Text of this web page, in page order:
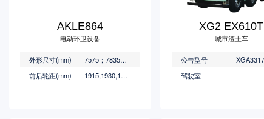
AKLE864
电动环卫设备
外形尺寸(mm)
7575；7835；8035
前后轮距(mm)
1915,1930,1945/1845,1860,1875
XG2 EX610T
城市渣土车
公告型号
驾驶室